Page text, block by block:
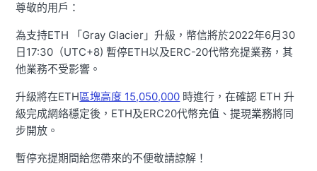
尊敬的用戶：
為支持ETH 「Gray Glacier」升級，幣信將於2022年6月30
日17:30（UTC+8) 暫停ETH以及ERC-20代幣充提業務，其
他業務不受影響。
升級將在ETH區塊高度 15,050,000 時進行，在確認 ETH 升
級完成網絡穩定後，ETH及ERC20代幣充值、提現業務將同
步開放。
暫停充提期間給您帶來的不便敬請諒解！